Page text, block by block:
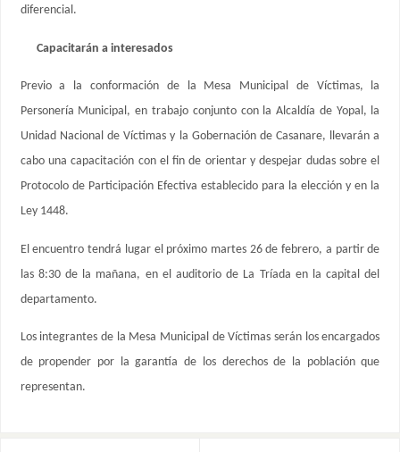
diferencial.
Capacitarán a interesados
Previo a la conformación de la Mesa Municipal de Víctimas, la
Personería Municipal, en trabajo conjunto con la Alcaldía de Yopal, la
Unidad Nacional de Víctimas y la Gobernación de Casanare, llevarán a
cabo una capacitación con el fin de orientar y despejar dudas sobre el
Protocolo de Participación Efectiva establecido para la elección y en la
Ley 1448.
El encuentro tendrá lugar el próximo martes 26 de febrero, a partir de
las 8:30 de la mañana, en el auditorio de La Tríada en la capital del
departamento.
Los integrantes de la Mesa Municipal de Víctimas serán los encargados
de propender por la garantía de los derechos de la población que
representan.